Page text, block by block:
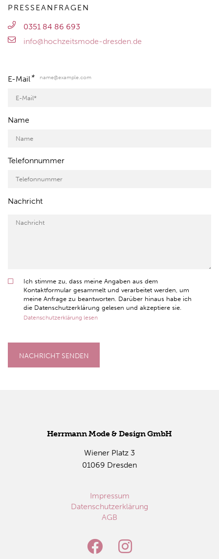
PRESSEANFRAGEN
0351 84 86 693
info@hochzeitsmode-dresden.de
E-Mail* name@example.com
Name
Telefonnummer
Nachricht
Ich stimme zu, dass meine Angaben aus dem
Kontaktformular gesammelt und verarbeitet werden, um
meine Anfrage zu beantworten. Darüber hinaus habe ich
die Datenschutzerklärung gelesen und akzeptiere sie.
Datenschutzerklärung lesen
NACHRICHT SENDEN
Herr­mann Mode & De­sign GmbH
Wie­ner Platz 3
01069 Dres­den
Impressum
Datenschutzerklärung
AGB